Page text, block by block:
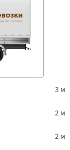
3 м
2 м
2 м